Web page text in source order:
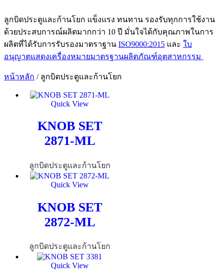
ลูกบิดประตูและก้านโยก แข็งแรง ทนทาน รองรับทุกการใช้งาน
ด้วยประสบการณ์ผลิตมากกว่า 10 ปี มั่นใจได้กับคุณภาพในการ
ผลิตที่ได้รับการรับรองมาตราฐาน ISO9000:2015 และ ใบ
อนุญาตแสดงเครื่องหมายมาตรฐานผลิตภัณฑ์อุตสาหกรรม
หน้าหลัก / ลูกบิดประตูและก้านโยก
Quick View
KNOB SET
2871-ML
ลูกบิดประตูและก้านโยก
Quick View
KNOB SET
2872-ML
ลูกบิดประตูและก้านโยก
Quick View